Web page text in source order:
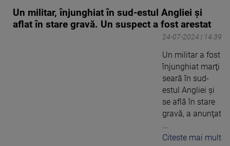
Un militar, înjunghiat în sud-estul Angliei şi
aflat în stare gravă. Un suspect a fost arestat
24-07-2024 | 14:39
Un militar a fost
înjunghiat marţi
seară în sud-
estul Angliei şi
se află în stare
gravă, a anunţat
Citeste mai mult